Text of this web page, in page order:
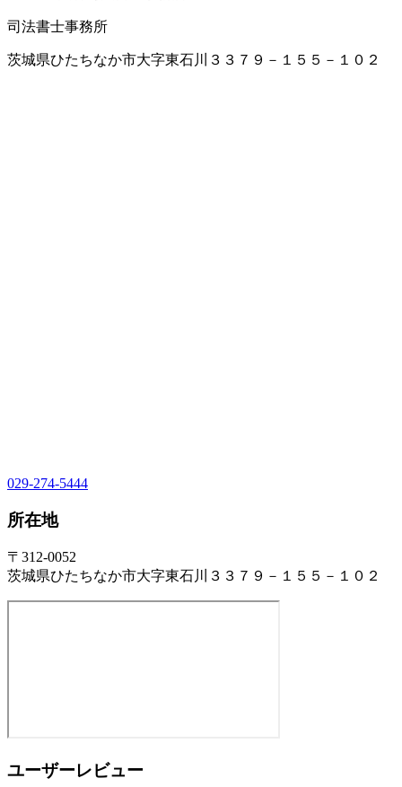
司法書士事務所
茨城県ひたちなか市大字東石川３３７９－１５５－１０２
029-274-5444
所在地
〒312-0052
茨城県ひたちなか市大字東石川３３７９－１５５－１０２
ユーザーレビュー